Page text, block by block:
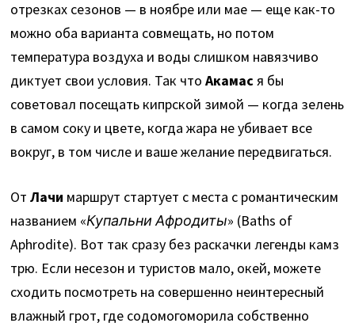
отрезках сезонов — в ноябре или мае — еще как-то
можно оба варианта совмещать, но потом
температура воздуха и воды слишком навязчиво
диктует свои условия. Так чтоАкамася бы
советовал посещать кипрской зимой — когда зелень
в самом соку и цвете, когда жара не убивает все
вокруг, в том числе и ваше желание передвигаться.
ОтЛaчи маршрут стартует с места с романтическим
названием «Купальни Афродиты» (Baths of
Aphrodite). Вот так сразу без раскачки легенды камз
трю. Если несезон и туристов мало, окей, можете
сходить посмотреть на совершенно неинтересный
влажный грот, где содомогоморила собственно